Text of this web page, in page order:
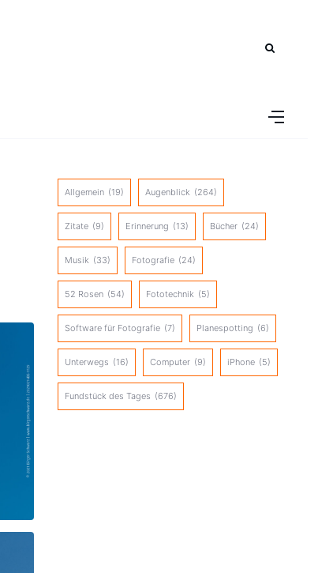
Allgemein (19) Augenblick (264)
Zitate (9) Erinnerung (13) Bücher (24)
Musik (33) Fotografie (24)
52 Rosen (54) Fototechnik (5)
Software für Fotografie (7) Planespotting (6)
Unterwegs (16) Computer (9) iPhone (5)
Fundstück des Tages (676)